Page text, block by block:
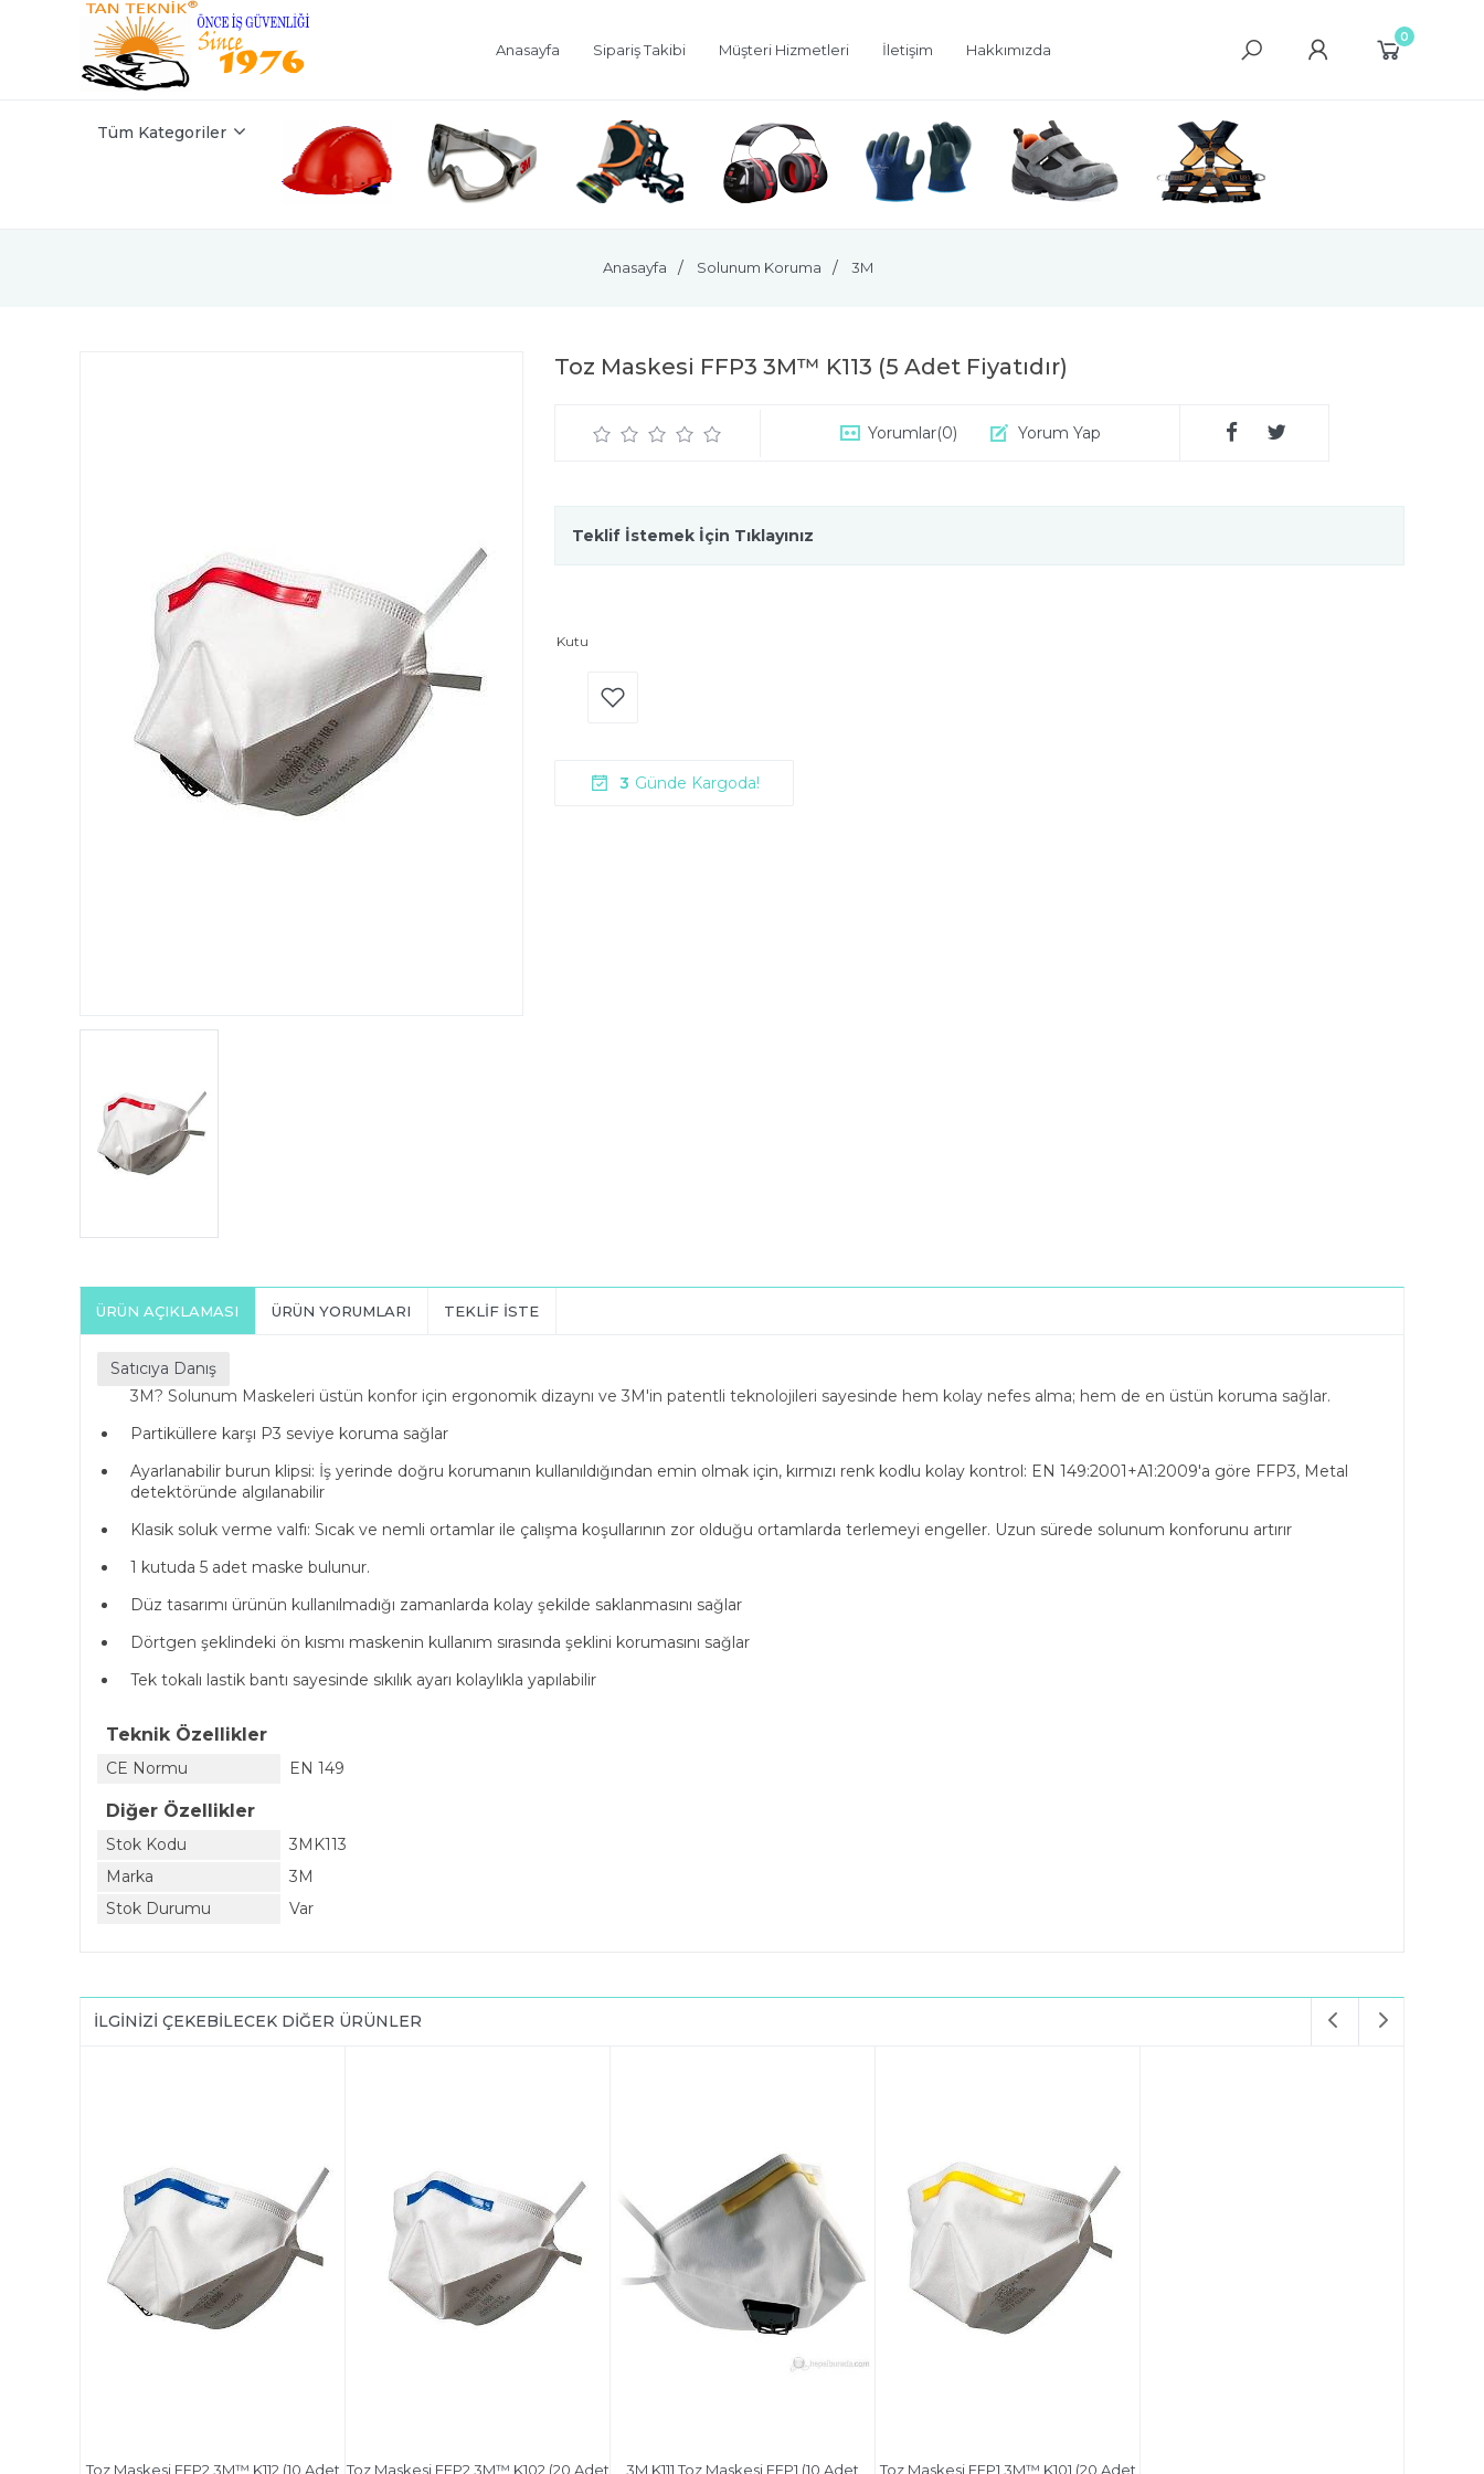
Anasayfa Sipariş Takibi Müşteri Hizmetleri İletişim Hakkımızda
0
Tüm Kategoriler
Anasayfa Solunum Koruma 3M
Toz Maskesi FFP3 3M™ K113 (5 Adet Fiyatıdır)
Yorumlar(0) Yorum Yap
Teklif İstemek İçin Tıklayınız
Kutu
3
ÜRÜN AÇIKLAMASI ÜRÜN YORUMLARI TEKLIF İSTE
Satıcıya Danış
3M? Solunum Maskeleri üstün konfor için ergonomik dizaynı ve 3M'in patentli teknolojileri sayesinde hem kolay nefes alma; hem de en üstün koruma sağlar.
Partiküllere karşı P3 seviye koruma sağlar
Ayarlanabilir burun klipsi: İş yerinde doğru korumanın kullanıldığından emin olmak için, kırmızı renk kodlu kolay kontrol: EN 149:2001+A1:2009'a göre FFP3, Metal
detektöründe algılanabilir
Klasik soluk verme valfı: Sıcak ve nemli ortamlar ile çalışma koşullarının zor olduğu ortamlarda terlemeyi engeller. Uzun sürede solunum konforunu artırır
1 kutuda 5 adet maske bulunur.
Düz tasarımı ürünün kullanılmadığı zamanlarda kolay şekilde saklanmasını sağlar
Dörtgen şeklindeki ön kısmı maskenin kullanım sırasında şeklini korumasını sağlar
Tek tokalı lastik bantı sayesinde sıkılık ayarı kolaylıkla yapılabilir
Teknik Özellikler
CE Normu EN 149
Diğer Özellikler
Stok Kodu
3MK113
Marka
3M
Stok Durumu
Var
İLGINIZI ÇEKEBILECEK DIĞER ÜRÜNLER
Toz Maskesi FFP2 3M™ K112 (10 Adet Toz Maskesi FFP2 3M™ K102 (20 Adet 3M K111 Toz Maskesi FFP1 (10 Adet Toz Maskesi FFP1 3M™ K101 (20 Adet